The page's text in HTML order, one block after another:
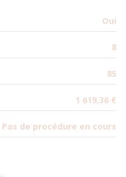
8.91 m²
Oui
8
85
1 619,36 €
Pas de procédure en cours